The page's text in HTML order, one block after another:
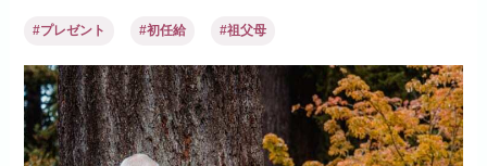
#プレゼント #初任給 #祖父母